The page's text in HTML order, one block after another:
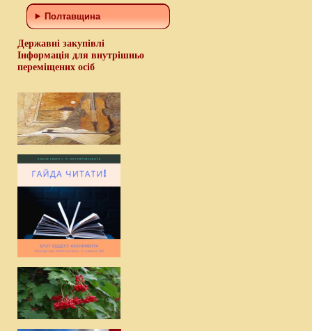
Полтавщина
Державні закупівлі
Інформація для внутрішньо
переміщених осіб